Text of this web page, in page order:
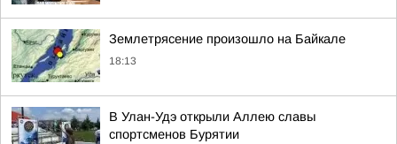
Землетрясение произошло на Байкале
18:13
В Улан-Удэ открыли Аллею славы
спортсменов Бурятии